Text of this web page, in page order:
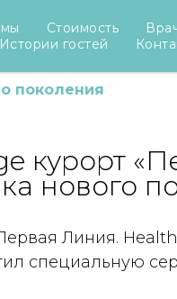
Стоимость
Истории гостей
поколения
курорт
нового
Линия.
специальную